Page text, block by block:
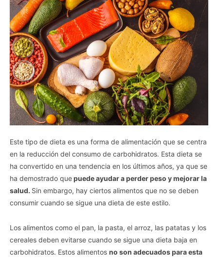
Este tipo de dieta es una forma de alimentación que se centra
en la reducción del consumo de carbohidratos. Esta dieta se
ha convertido en una tendencia en los últimos años, ya que se
ha demostrado quepuede ayudar a perder peso y mejorar la
salud. Sin embargo, hay ciertos alimentos que no se deben
consumir cuando se sigue una dieta de este estilo.
Los alimentos como el pan, la pasta, el arroz, las patatas y los
cereales deben evitarse cuando se sigue una dieta baja en
carbohidratos. Estos alimentos no son adecuados para esta